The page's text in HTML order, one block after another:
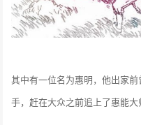
其中有一位名为惠明，他出家
手，赶在大众之前追上了惠能大